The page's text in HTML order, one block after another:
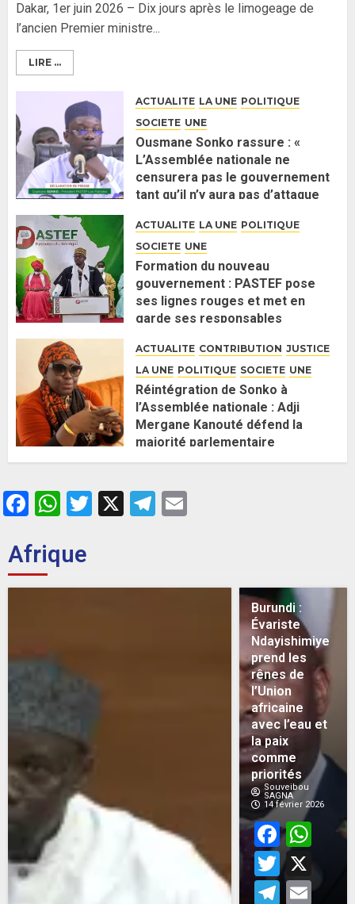
Dakar, 1er juin 2026 – Dix jours après le limogeage de
l’ancien Premier ministre...
LIRE ...
ACTUALITE LA UNE POLITIQUE
SOCIETE UNE
Ousmane Sonko rassure : «
L’Assemblée nationale ne
censurera pas le gouvernement
tant qu’il n’y aura pas d’attaque
2 JUIN 2026 0
ACTUALITE LA UNE POLITIQUE
SOCIETE UNE
Formation du nouveau
gouvernement : PASTEF pose
ses lignes rouges et met en
garde ses responsables
ACTUALITE CONTRIBUTION JUSTICE
LA UNE POLITIQUE SOCIETE UNE
Réintégration de Sonko à
l’Assemblée nationale : Adji
Mergane Kanouté défend la
majorité parlementaire
26 MAI 2026 0
Facebook
WhatsApp
Twitter
X Telegram
Afrique
Burundi :
Évariste
Ndayishimiye
prend les
rênes de
l’Union
africaine
avec l’eau et
la paix
comme
priorités
Souveibou
SAGNA
14 février 2026
X